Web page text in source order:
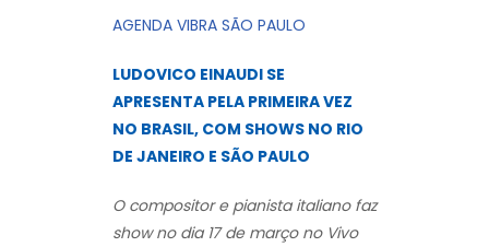
AGENDA VIBRA SÃO PAULO
LUDOVICO EINAUDI SE
APRESENTA PELA PRIMEIRA VEZ
NO BRASIL, COM SHOWS NO RIO
DE JANEIRO E SÃO PAULO
O compositor e pianista italiano faz
show no dia 17 de março no Vivo